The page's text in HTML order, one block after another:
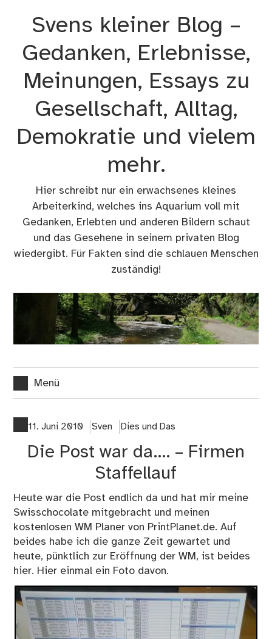
Svens kleiner Blog –
Gedanken, Erlebnisse,
Meinungen, Essays zu
Gesellschaft, Alltag,
Demokratie und vielem
mehr.
Hier schreibt nur ein erwachsenes kleines
Arbeiterkind, welches ins Aquarium voll mit
Gedanken, Erlebten und anderen Bildern schaut
und das Gesehene in seinem privaten Blog
wiedergibt. Für Fakten sind die schlauen Menschen
zuständig!
Menü
11. Juni 2010 Sven Dies und Das
Die Post war da…. – Firmen
Staffellauf
Heute war die Post endlich da und hat mir meine
Swisschocolate mitgebracht und meinen
kostenlosen WM Planer von PrintPlanet.de. Auf
beides habe ich die ganze Zeit gewartet und
heute, pünktlich zur Eröffnung der WM, ist beides
hier. Hier einmal ein Foto davon.